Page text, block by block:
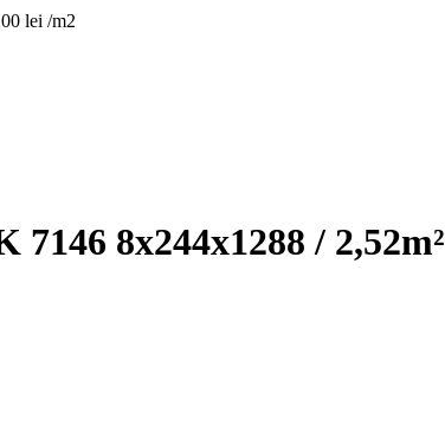
lei /m2
8x244x1288 / 2,52m²